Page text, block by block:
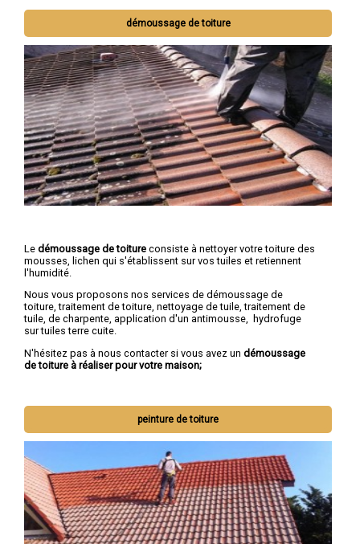
démoussage de toiture
Le démoussage de toiture consiste à nettoyer votre toiture des
mousses, lichen qui s'établissent sur vos tuiles et retiennent
l'humidité.
Nous vous proposons nos services de démoussage de
toiture, traitement de toiture, nettoyage de tuile, traitement de
tuile, de charpente, application d'un antimousse, hydrofuge
sur tuiles terre cuite.
N'hésitez pas à nous contacter si vous avez un démoussage
de toiture à réaliser pour votre maison;
peinture de toiture